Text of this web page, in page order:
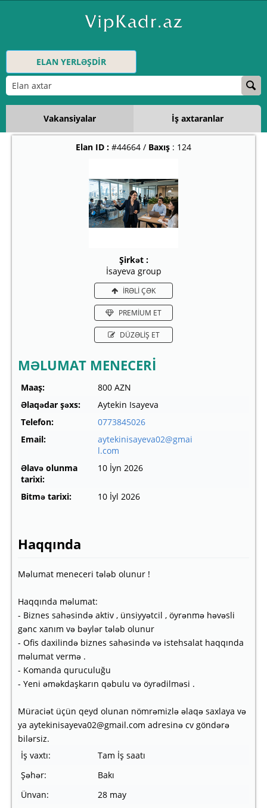
ELAN YERLƏŞDİR
Vakansiyalar İş axtaranlar
Elan ID : #44664 / Baxış : 124
Şirkət :
İsayeva group
İRƏLİ ÇƏK
PREMİUM ET
DÜZƏLİŞ ET
MƏLUMAT MENECERİ
Maaş:
800 AZN
Əlaqədar şəxs:
Aytekin Isayeva
Telefon:
0773845026
Email:
aytekinisayeva02@gmai
l.com
Əlavə olunma
tarixi:
10 İyn 2026
Bitmə tarixi: 10 İyl 2026
Haqqında
Məlumat meneceri tələb olunur !
Haqqında məlumat:
- Biznes sahəsində aktiv , ünsiyyətcil , öyrənmə həvəsli
gənc xanım və bəylər tələb olunur
- Ofis daxilində biznes sahəsində və istehsalat haqqında
məlumat vermə .
- Komanda quruculuğu
- Yeni əməkdaşkarın qəbulu və öyrədilməsi .
Müraciət üçün qeyd olunan nömrəmizlə əlaqə saxlaya və
ya aytekinisayeva02@gmail.com adresinə cv göndərə
bilərsiz.
İş vaxtı:
Tam İş saatı
Şəhər:
Bakı
Ünvan:
28 may